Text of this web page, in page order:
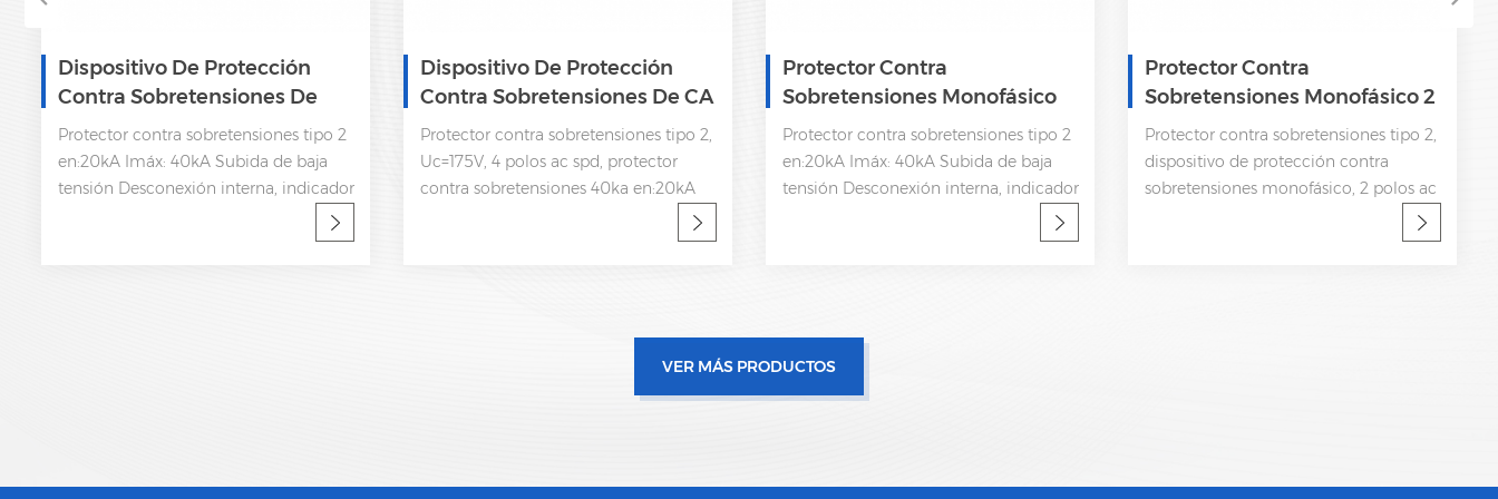
Dispositivo De Protección
Contra Sobretensiones De
Corriente Alterna Trifásica
SPD 385V
Protector contra sobretensiones tipo 2
en:20kA Imáx: 40kA Subida de baja
tensión Desconexión interna, indicador
de estatua y señalización remota CEI
Dispositivo De Protección
Contra Sobretensiones De CA
Trifásico Tipo 2 SPD 175V
Protector contra sobretensiones tipo 2,
Uc=175V, 4 polos ac spd, protector
contra sobretensiones 40ka en:20kA
Desconexión interna, indicador de
Protector Contra
Sobretensiones Monofásico
Tipo 2 AC SPD 385V
Protector contra sobretensiones tipo 2
en:20kA Imáx: 40kA Subida de baja
tensión Desconexión interna, indicador
de estatua y señalización remota CEI
Protector Contra
Sobretensiones Monofásico 2
Polos 320V AC SPD
Protector contra sobretensiones tipo 2,
dispositivo de protección contra
sobretensiones monofásico, 2 polos ac
VER MÁS PRODUCTOS